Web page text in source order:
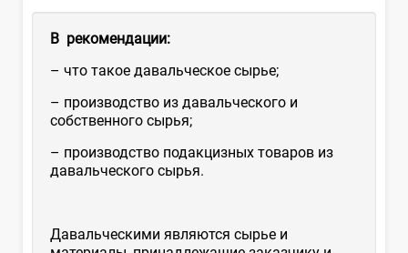
В рекомендации:
– что такое давальческое сырье;
– производство из давальческого и
собственного сырья;
– производство подакцизных товаров из
давальческого сырья.
Давальческими являются сырье и